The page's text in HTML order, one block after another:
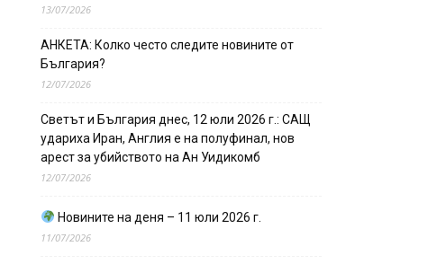
13/07/2026
АНКЕТА: Колко често следите новините от
България?
12/07/2026
Светът и България днес, 12 юли 2026 г.: САЩ
удариха Иран, Англия е на полуфинал, нов
арест за убийството на Ан Уидикомб
12/07/2026
Новините на деня – 11 юли 2026 г.
11/07/2026